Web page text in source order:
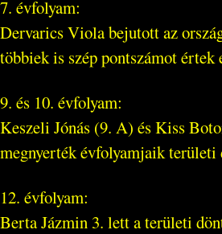
7. évfolyam:
Dervarics Viola bejutott az
többiek is szép pontszámot értek
9. és 10. évfolyam:
Keszeli Jónás (9. A) és Kiss
megnyerték évfolyamjaik területi
12. évfolyam:
Berta Jázmin 3. lett a területi